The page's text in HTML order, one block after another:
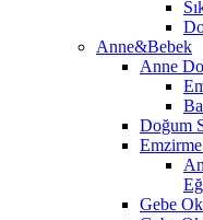
Anne&Bebek
Anne
Doğum
Gebe